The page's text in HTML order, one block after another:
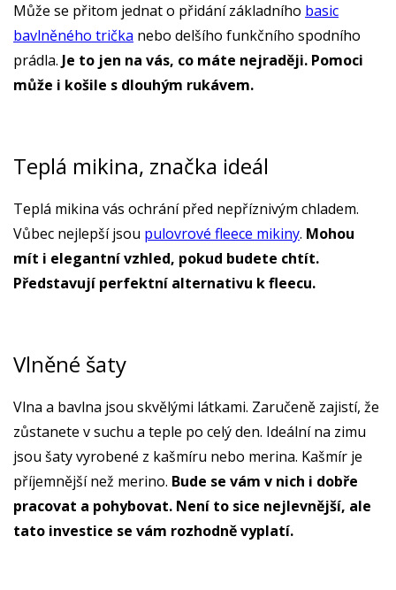
Může se přitom jednat o přidání základního basic
bavlněného trička nebo delšího funkčního spodního
prádla. Je to jen na vás, co máte nejraději. Pomoci
může i košile s dlouhým rukávem.
Teplá mikina, značka ideál
Teplá mikina vás ochrání před nepříznivým chladem.
Vůbec nejlepší jsou pulovrové fleece mikiny. Mohou
mít i elegantní vzhled, pokud budete chtít.
Představují perfektní alternativu k fleecu.
Vlněné šaty
Vlna a bavlna jsou skvělými látkami. Zaručeně zajistí, že
zůstanete v suchu a teple po celý den. Ideální na zimu
jsou šaty vyrobené z kašmíru nebo merina. Kašmír je
příjemnější než merino. Bude se vám v nich i dobře
pracovat a pohybovat. Není to sice nejlevnější, ale
tato investice se vám rozhodně vyplatí.